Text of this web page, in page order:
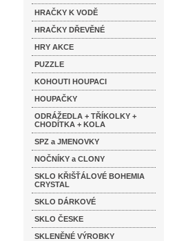
HRAČKY K VODĚ
HRAČKY DŘEVĚNÉ
HRY AKCE
PUZZLE
KOHOUTI HOUPACI
HOUPAČKY
ODRÁŽEDLA + TŘÍKOLKY +
CHODÍTKA + KOLA
SPZ a JMENOVKY
NOČNÍKY a CLONY
SKLO KŘIŠŤÁLOVÉ BOHEMIA
CRYSTAL
SKLO DÁRKOVÉ
SKLO ČESKE
SKLENĚNÉ VÝROBKY